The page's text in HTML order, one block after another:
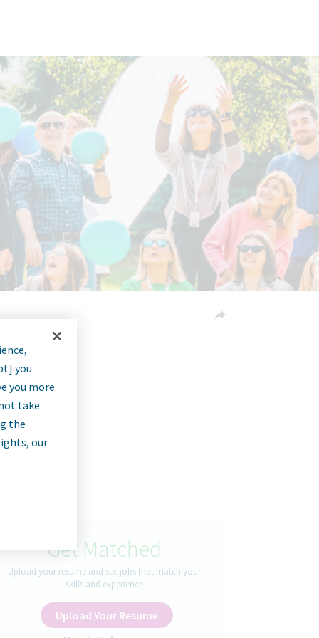
Get Matched
Upload your resume and see jobs that match your
skills and experience
Upload Your Resume
you
you more
take
the
our